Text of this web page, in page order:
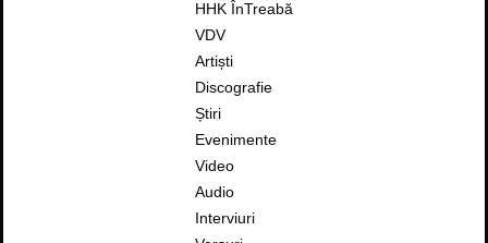
HHK ÎnTreabă
VDV
Artiști
Discografie
Știri
Evenimente
Video
Audio
Interviuri